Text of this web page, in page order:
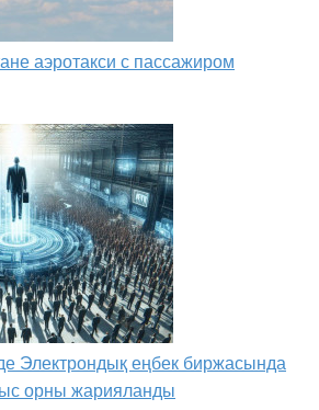
аэротакси с пассажиром
Электрондық еңбек биржасында
орны жарияланды